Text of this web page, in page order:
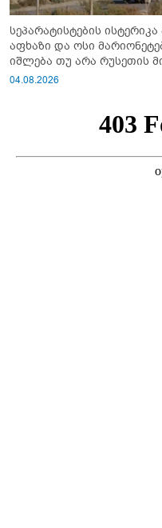
სეპარატისტების
აფხაზი და ოსი
იშლება თუ არა რუსეთის
სისტემა?!
04.08.2026